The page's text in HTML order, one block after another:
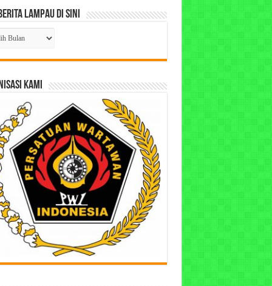
Lampau di Sini
KAMI